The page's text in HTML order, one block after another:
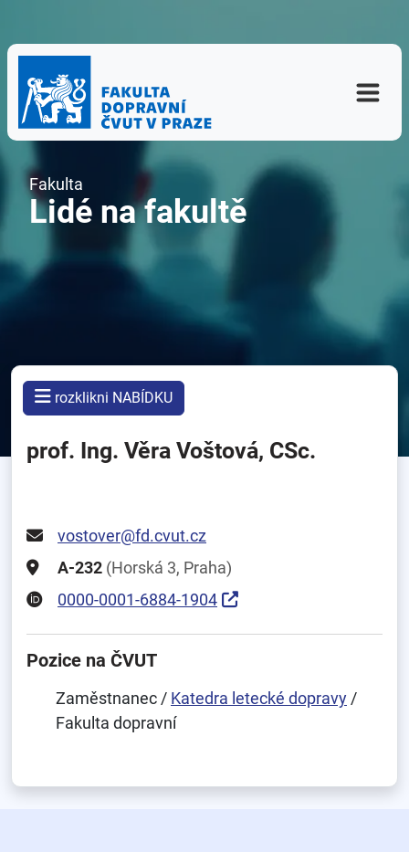
Fakulta
Lidé na fakultě
rozklikni NABÍDKU
prof. Ing. Věra Voštová, CSc.
vostover@fd.cvut.cz
A-232 (Horská 3, Praha)
0000-0001-6884-1904
Pozice na ČVUT
Zaměstnanec / Katedra letecké dopravy /
Fakulta dopravní